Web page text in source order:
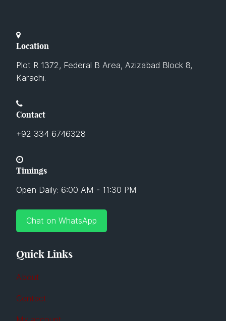
Location
Plot R 1372, Federal B Area, Azizabad Block 8,
Karachi.
Contact
+92 334 6746328
Timings
Open Daily: 6:00 AM - 11:30 PM
Chat on WhatsApp
Quick Links
About
Contact